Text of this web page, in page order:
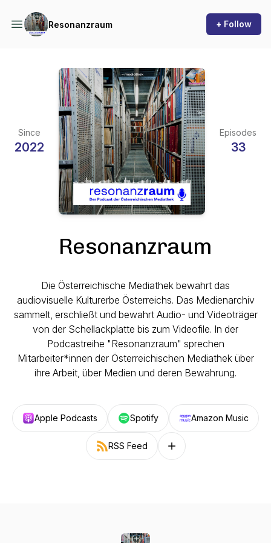
Resonanzraum + Follow
Since
2022
Episodes
33
Resonanzraum
Die Österreichische Mediathek bewahrt das
audiovisuelle Kulturerbe Österreichs. Das Medienarchiv
sammelt, erschließt und bewahrt Audio- und Videoträger
von der Schellackplatte bis zum Videofile. In der
Podcastreihe "Resonanzraum" sprechen
Mitarbeiter*innen der Österreichischen Mediathek über
ihre Arbeit, über Medien und deren Bewahrung.
Apple Podcasts Spotify Amazon Music
RSS Feed Follow on other platforms